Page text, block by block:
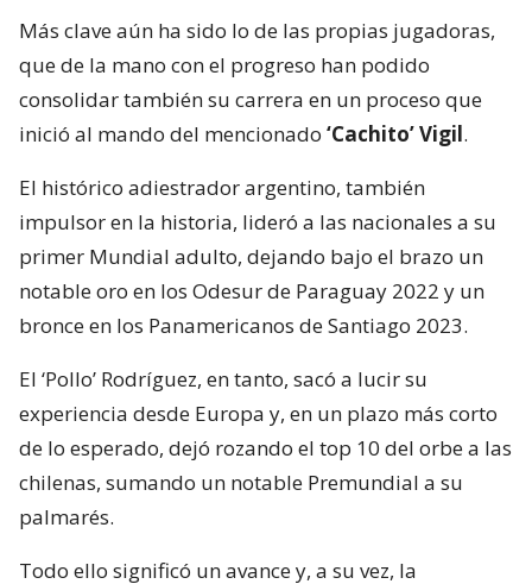
Más clave aún ha sido lo de las propias jugadoras,
que de la mano con el progreso han podido
consolidar también su carrera en un proceso que
inició al mando del mencionado ‘Cachito’ Vigil.
El histórico adiestrador argentino, también
impulsor en la historia, lideró a las nacionales a su
primer Mundial adulto, dejando bajo el brazo un
notable oro en los Odesur de Paraguay 2022 y un
bronce en los Panamericanos de Santiago 2023.
El ‘Pollo’ Rodríguez, en tanto, sacó a lucir su
experiencia desde Europa y, en un plazo más corto
de lo esperado, dejó rozando el top 10 del orbe a las
chilenas, sumando un notable Premundial a su
palmarés.
Todo ello significó un avance y, a su vez, la